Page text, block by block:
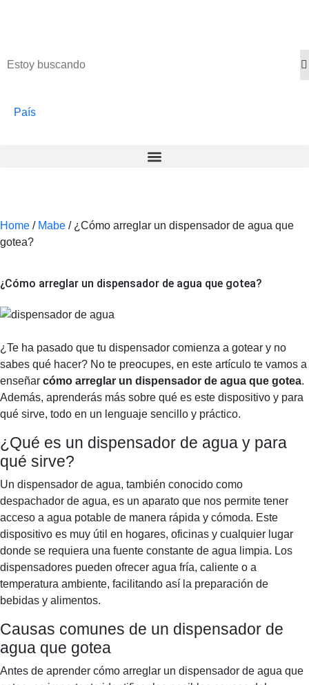
País
Home / Mabe / ¿Cómo arreglar un dispensador de agua que
gotea?
¿cómo arreglar un dispensador de agua que gotea?
¿Te ha pasado que tu dispensador comienza a gotear y no
sabes qué hacer? No te preocupes, en este artículo te vamos a
enseñar cómo arreglar un dispensador de agua que gotea.
Además, aprenderás más sobre qué es este dispositivo y para
qué sirve, todo en un lenguaje sencillo y práctico.
¿Qué es un dispensador de agua y para
qué sirve?
Un dispensador de agua, también conocido como
despachador de agua, es un aparato que nos permite tener
acceso a agua potable de manera rápida y cómoda. Este
dispositivo es muy útil en hogares, oficinas y cualquier lugar
donde se requiera una fuente constante de agua limpia. Los
dispensadores pueden ofrecer agua fría, caliente o a
temperatura ambiente, facilitando así la preparación de
bebidas y alimentos.
Causas comunes de un dispensador de
agua que gotea
Antes de aprender cómo arreglar un dispensador de agua que